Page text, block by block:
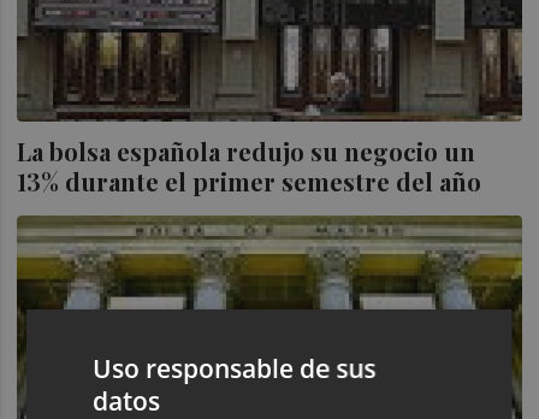
La bolsa española redujo su negocio un
13% durante el primer semestre del año
Uso responsable de sus
datos